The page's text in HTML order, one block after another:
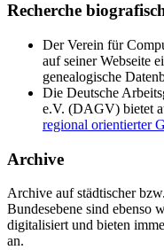
Recherche
Der Verein für
auf seiner Webseite
genealogische
Die Deutsche
e.V. (DAGV) bietet
regional orientierter
Archive
Archive auf städtischer
Bundesebene sind ebenso
digitalisiert und bieten
an.